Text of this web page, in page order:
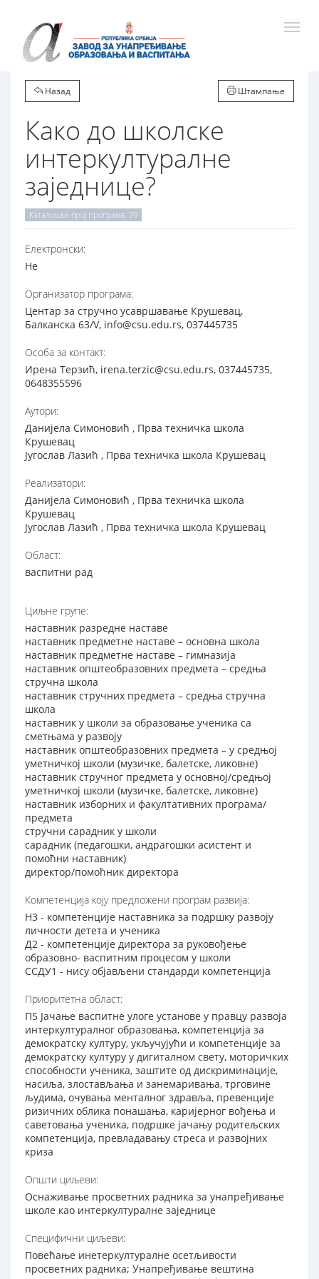
Назад Штампање
Како до школске
интеркултуралне
заједнице?
Каталошки број програма: 79
Електронски:
Не
Организатор програма:
Центар за стручно усавршавање Крушевац,
Балканска 63/V, info@csu.edu.rs, 037445735
Особа за контакт:
Ирена Терзић, irena.terzic@csu.edu.rs, 037445735,
0648355596
Аутори:
Данијела Симоновић , Прва техничка школа
Крушевац
Југослав Лазић , Прва техничка школа Крушевац
Реализатори:
Данијела Симоновић , Прва техничка школа
Крушевац
Југослав Лазић , Прва техничка школа Крушевац
Област:
васпитни рад
Циљне групе:
наставник разредне наставе
наставник предметне наставе – основна школа
наставник предметне наставе – гимназија
наставник општеобразовних предмета – средња
стручна школа
наставник стручних предмета – средња стручна
школа
наставник у школи за образовање ученика са
сметњама у развоју
наставник општеобразовних предмета – у средњој
уметничкој школи (музичке, балетске, ликовне)
наставник стручног предмета у основној/средњој
уметничкој школи (музичке, балетске, ликовне)
наставник изборних и факултативних програма/
предмета
стручни сарадник у школи
сарадник (педагошки, андрагошки асистент и
помоћни наставник)
директор/помоћник директора
Компетенција коју предложени програм развија:
Н3 - компетенције наставника за подршку развоју
личности детета и ученика
Д2 - компетенције директора за руковођење
образовно- васпитним процесом у школи
ССДУ1 - нису објављени стандарди компетенција
Приоритетна област:
П5 Јачање васпитне улоге установе у правцу развоја
интеркултуралног образовања, компетенција за
демократску културу, укључујући и компетенције за
демократску културу у дигиталном свету, моторичких
способности ученика, заштите од дискриминације,
насиља, злостављања и занемаривања, трговине
људима, очувања менталног здравља, превенције
ризичних облика понашања, каријерног вођења и
саветовања ученика, подршке јачању родитељских
компетенција, превладавању стреса и развојних
криза
Општи циљеви:
Оснаживање просветних радника за унапређивање
школе као интеркултуралне заједнице
Специфични циљеви:
Повећање инетеркултуралне осетљивости
просветних радника; Унапређивање вештина